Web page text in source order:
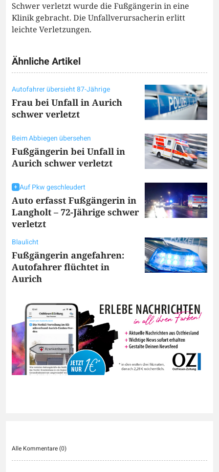
Schwer verletzt wurde die Fußgängerin in eine
Klinik gebracht. Die Unfallverursacherin erlitt
leichte Verletzungen.
Ähnliche Artikel
Autofahrer übersieht 87-Jährige
Frau bei Unfall in Aurich
schwer verletzt
Beim Abbiegen übersehen
Fußgängerin bei Unfall in
Aurich schwer verletzt
Auf Pkw geschleudert
Auto erfasst Fußgängerin in
Langholt – 72-Jährige schwer
verletzt
Blaulicht
Fußgängerin angefahren:
Autofahrer flüchtet in
Aurich
Alle Kommentare (0)